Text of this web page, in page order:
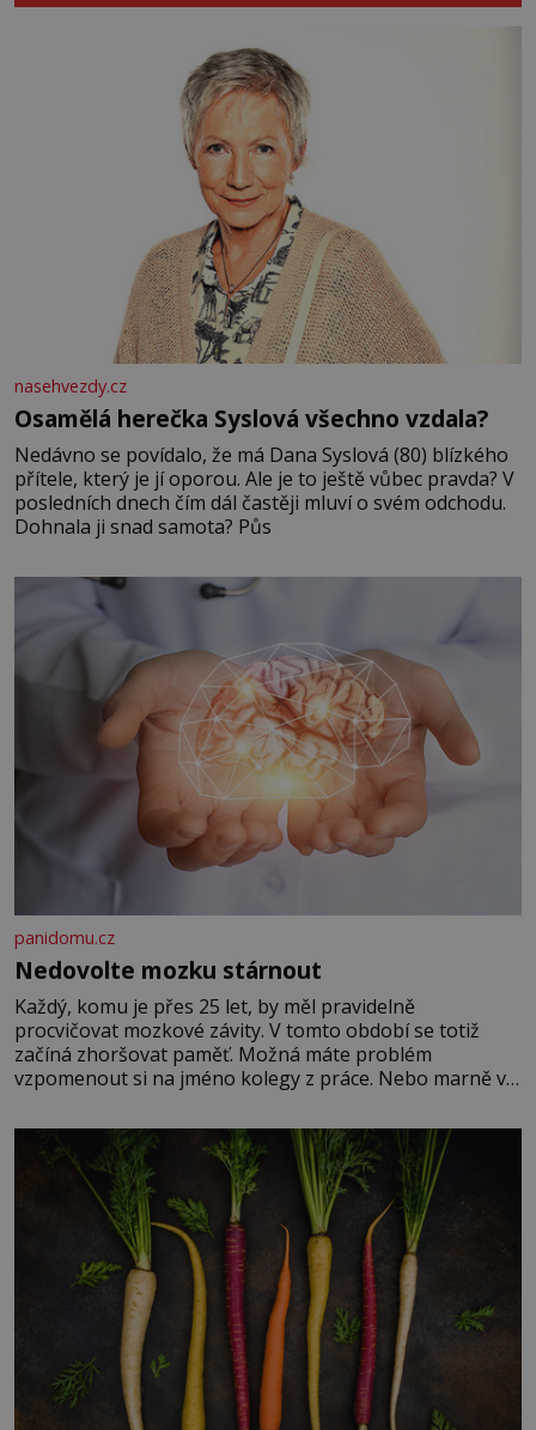
nasehvezdy.cz
Osamělá herečka Syslová všechno vzdala?
Nedávno se povídalo, že má Dana Syslová (80) blízkého
přítele, který je jí oporou. Ale je to ještě vůbec pravda? V
posledních dnech čím dál častěji mluví o svém odchodu.
Dohnala ji snad samota? Půs
panidomu.cz
Nedovolte mozku stárnout
Každý, komu je přes 25 let, by měl pravidelně
procvičovat mozkové závity. V tomto období se totiž
začíná zhoršovat paměť. Možná máte problém
vzpomenout si na jméno kolegy z práce. Nebo marně v
Je to opravdu tak, s věkem jako kdyby se paměť
rozhodla stávkovat. Cvičte